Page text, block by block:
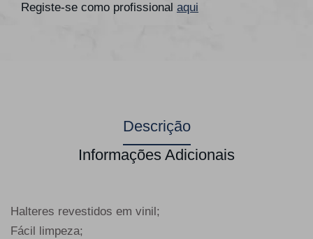
Registe-se como profissional aqui
Descrição
Informações Adicionais
Halteres revestidos em vinil;
Fácil limpeza;